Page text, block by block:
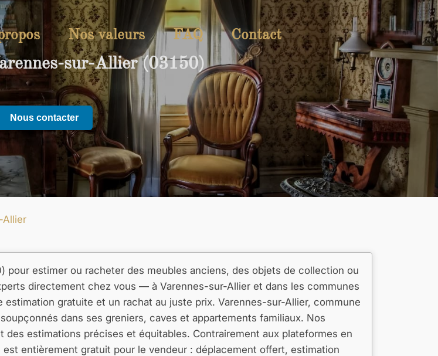
Nos valeurs FAQ Contact
sur-Allier (03150)
Nous contacter
Allier
pour estimer ou racheter des meubles anciens, des objets de collection ou
directement chez vous — à Varennes-sur-Allier et dans les communes
gratuite et un rachat au juste prix. Varennes-sur-Allier, commune
dans ses greniers, caves et appartements familiaux. Nos
estimations précises et équitables. Contrairement aux plateformes en
entièrement gratuit pour le vendeur : déplacement offert, estimation